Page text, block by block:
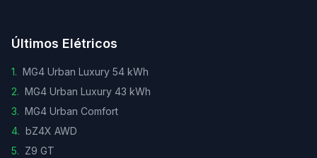
Últimos Elétricos
1. MG4 Urban Luxury 54 kWh
2. MG4 Urban Luxury 43 kWh
3. MG4 Urban Comfort
4. bZ4X AWD
5. Z9 GT